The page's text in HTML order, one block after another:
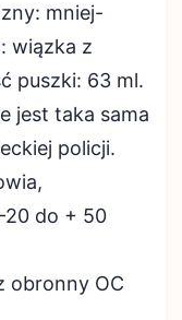
mniej-
wiązka z
puszki: 63 ml.
jest taka sama
policji.
do + 50
obronny OC